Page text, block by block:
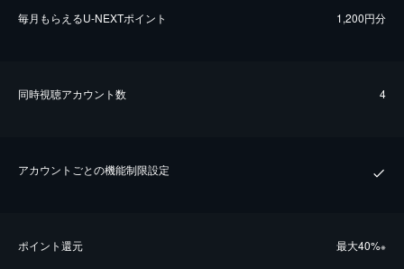
毎⽉もらえるU-NEXTポイント 1,200円分
同時視聴アカウント数 4
アカウントごとの機能制限設定
ポイント還元 最⼤40%※